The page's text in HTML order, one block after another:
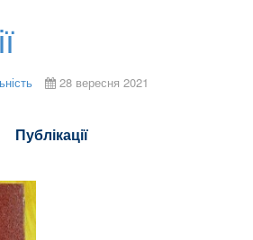
28 вересня 2021
Публікації